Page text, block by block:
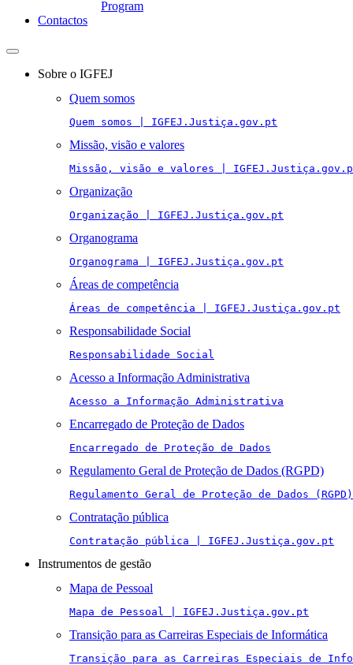
Program
Contactos
Toggle
navigationSobre o IGFEJ
Quem somos
Quem somos | IGFEJ.Justiça.gov.pt
Missão, visão e valores
Missão, visão e valores |
Organização
Organização | IGFEJ.Justiça.gov.pt
Organograma
Organograma | IGFEJ.Justiça.gov.pt
Áreas de competência
Áreas de competência | IGFEJ.Justiça.gov.pt
Responsabilidade Social
Responsabilidade Social
Acesso a Informação Administrativa
Acesso a Informação Administrativa
Encarregado de Proteção de Dados
Encarregado de Proteção de Dados
Regulamento Geral de Proteção de Dados (RGPD)
Regulamento Geral de Proteção de Dados (RGPD)
Contratação pública
Contratação pública | IGFEJ.Justiça.gov.pt
Instrumentos de gestão
Mapa de Pessoal
Mapa de Pessoal | IGFEJ.Justiça.gov.pt
Transição para as Carreiras Especiais de Informática
Transição para as Carreiras Especiais de